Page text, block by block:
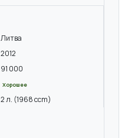
Литва
2012
91 000
Хорошее
2 л. (1968 ccm)